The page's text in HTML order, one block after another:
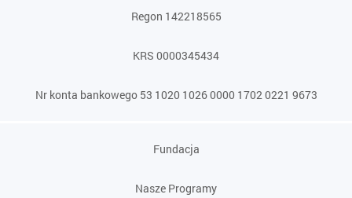
Regon 142218565
KRS 0000345434
Nr konta bankowego 53 1020 1026 0000 1702 0221 9673
Fundacja
Nasze Programy